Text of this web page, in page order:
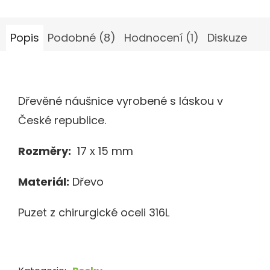
Popis Podobné (8) Hodnocení (1) Diskuze
Dřevěné náušnice vyrobené s láskou v
České republice.
Rozměry: 17 x 15 mm
Materiál: Dřevo
Puzet z chirurgické oceli 316L